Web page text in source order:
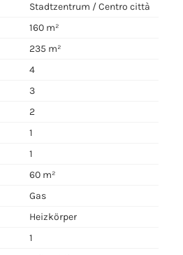
Stadtzentrum / Centro città
160 m²
235 m²
4
3
2
1
1
60 m²
Gas
Heizkörper
1